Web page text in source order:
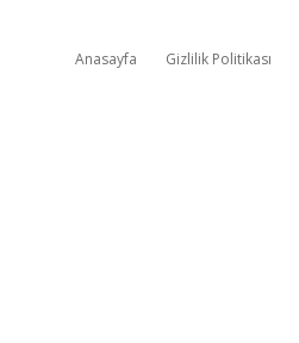
Anasayfa Gizlilik Politikası